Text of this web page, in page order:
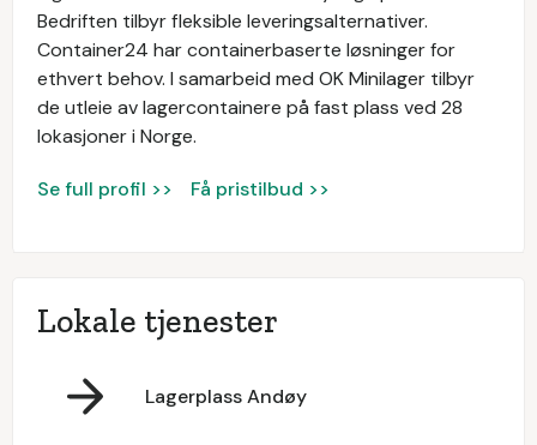
Bedriften tilbyr fleksible leveringsalternativer.
Container24 har containerbaserte løsninger for
ethvert behov. I samarbeid med OK Minilager tilbyr
de utleie av lagercontainere på fast plass ved 28
lokasjoner i Norge.
Se full profil >> Få pristilbud >>
Lokale tjenester
Lagerplass Andøy